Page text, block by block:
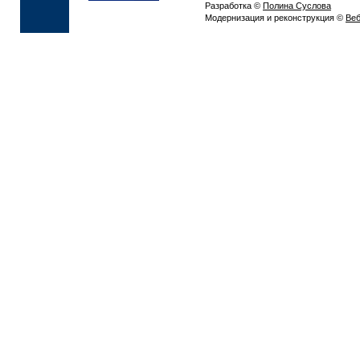
Разработка © Полина Суслова
Модернизация и реконструкция ©